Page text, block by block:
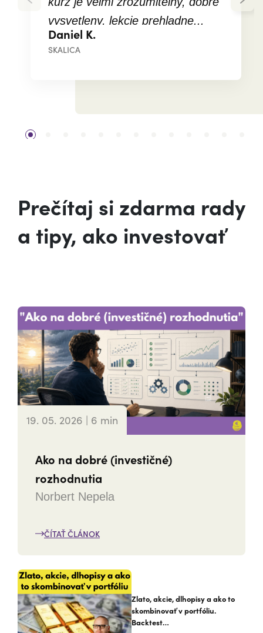
vysvetleny, lekcie prehladne...
Cena kurzu je urcite adekvatna a
cenu az prevysuje. Dakujem
Daniel K.
SKALICA
Prečítaj si zdarma rady
a tipy, ako investovať
19. 05. 2026 | 6 min
Ako na dobré (investičné)
rozhodnutia
Norbert Nepela
ČÍTAŤ ČLÁNOK
Zlato, akcie, dlhopisy a ako to
skombinovať v portfóliu.
Backtest…